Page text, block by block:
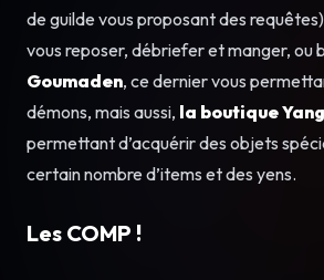
de guilde vous proposant des
vous reposer, débriefer et manger, ou
Goumaden, ce dernier vous
démons, mais aussi, la boutique
permettant d’acquérir des objets
certain nombre d’items et des yens.
Les COMP !